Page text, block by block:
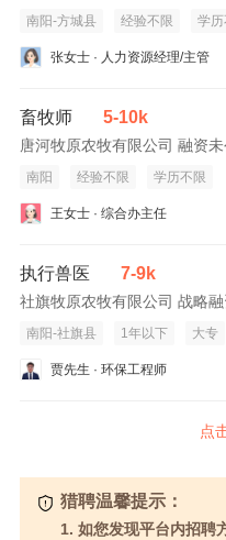
南阳-方城县 经验不限 学历
张女士 · 人力资源经理/主管
畜牧师 5-10k
唐河牧原农牧有限公司 融资
南阳 经验不限 学历不限
王女士 · 综合办主任
执行兽医 7-9k
社旗牧原农牧有限公司 战略融
南阳-社旗县 1年以下 大专
贾先生 · 环保工程师
点
猎聘温馨提示：
1. 如您发现平台内招聘